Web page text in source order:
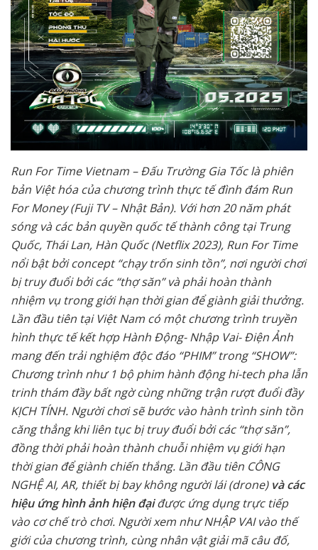
Run For Time Vietnam – Đấu Trường Gia Tốc là phiên
bản Việt hóa của chương trình thực tế đình đám Run
For Money (Fuji TV – Nhật Bản). Với hơn 20 năm phát
sóng và các bản quyền quốc tế thành công tại Trung
Quốc, Thái Lan, Hàn Quốc (Netflix 2023), Run For Time
nổi bật bởi concept “chạy trốn sinh tồn”, nơi người chơi
bị truy đuổi bởi các “thợ săn” và phải hoàn thành
nhiệm vụ trong giới hạn thời gian để giành giải thưởng.
Lần đầu tiên tại Việt Nam có một chương trình truyền
hình thực tế kết hợp Hành Động- Nhập Vai- Điện Ảnh
mang đến trải nghiệm độc đáo “PHIM” trong “SHOW”:
Chương trình như 1 bộ phim hành động hi-tech pha lẫn
trinh thám đầy bất ngờ cùng những trận rượt đuổi đầy
KỊCH TÍNH. Người chơi sẽ bước vào hành trình sinh tồn
căng thẳng khi liên tục bị truy đuổi bởi các “thợ săn”,
đồng thời phải hoàn thành chuỗi nhiệm vụ giới hạn
thời gian để giành chiến thắng. Lần đầu tiên CÔNG
NGHỆ AI, AR, thiết bị bay không người lái (drone) và các
hiệu ứng hình ảnh hiện đạiđược ứng dụng trực tiếp
vào cơ chế trò chơi. Người xem như NHẬP VAI vào thế
giới của chương trình, cùng nhân vật giải mã câu đố,